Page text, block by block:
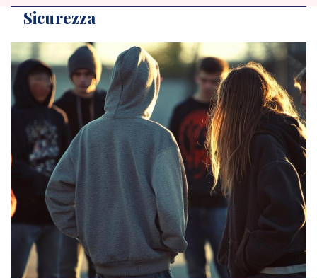
Sicurezza